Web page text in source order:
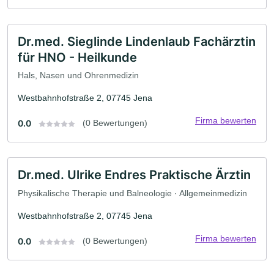
Dr.med. Sieglinde Lindenlaub Fachärztin
für HNO - Heilkunde
Hals, Nasen und Ohrenmedizin
Westbahnhofstraße 2, 07745 Jena
0.0 (0 Bewertungen) Firma bewerten
Dr.med. Ulrike Endres Praktische Ärztin
Physikalische Therapie und Balneologie · Allgemeinmedizin
Westbahnhofstraße 2, 07745 Jena
0.0 (0 Bewertungen) Firma bewerten